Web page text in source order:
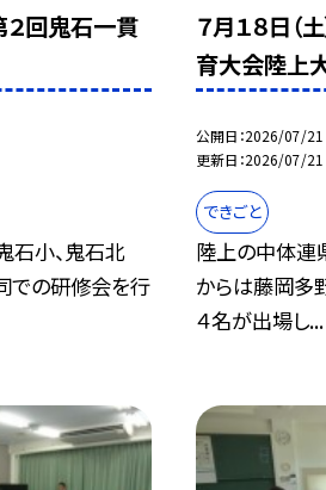
２回鬼石一貫
石小、鬼石北
での研修会を行
７月１８日
育大会陸上
公開日 2026/07/21
更新日 2026/07/21
できごと
陸上の中体連
からは藤岡多
４名が出場し...